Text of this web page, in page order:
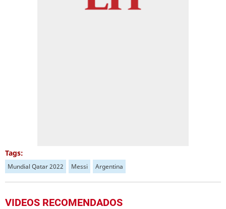
Tags:
Mundial Qatar 2022 Messi Argentina
VIDEOS RECOMENDADOS